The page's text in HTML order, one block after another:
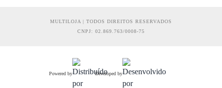
MULTILOJA | TODOS DIREITOS RESERVADOS
CNPJ: 02.869.763/0008-75
Powered by Developed by